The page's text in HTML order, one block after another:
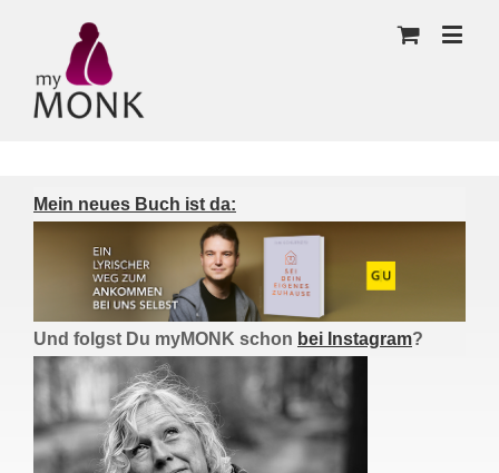
Mein neues Buch ist da:
Und folgst Du myMONK schon bei Instagram?